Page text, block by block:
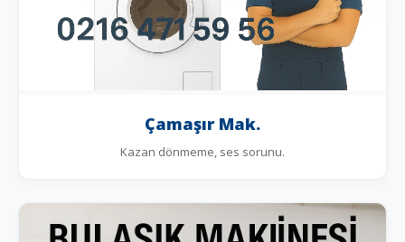
Çamaşır Mak.
Kazan dönmeme, ses sorunu.